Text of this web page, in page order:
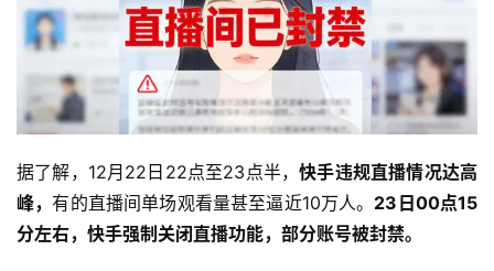
据了解，12月22日22点至23点半，快手违规直播情况达高
峰，有的直播间单场观看量甚至逼近10万人。 23日00点15
分左右，快手强制关闭直播功能，部分账号被封禁。